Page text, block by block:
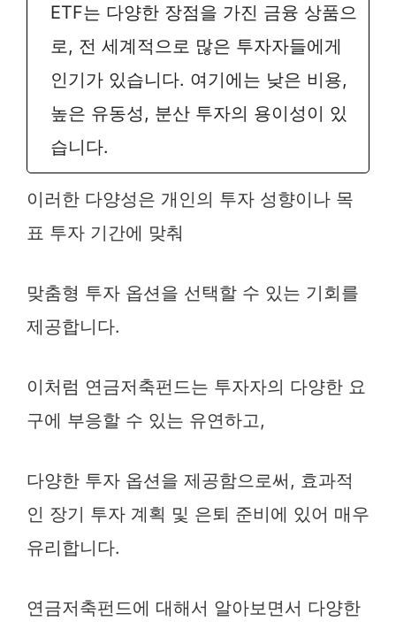
ETF는 다양한 장점을 가진 금융 상품으
로, 전 세계적으로 많은 투자자들에게
인기가 있습니다. 여기에는 낮은 비용,
높은 유동성, 분산 투자의 용이성이 있
습니다.
이러한 다양성은 개인의 투자 성향이나 목
표 투자 기간에 맞춰
맞춤형 투자 옵션을 선택할 수 있는 기회를
제공합니다.
이처럼 연금저축펀드는 투자자의 다양한 요
구에 부응할 수 있는 유연하고,
다양한 투자 옵션을 제공함으로써, 효과적
인 장기 투자 계획 및 은퇴 준비에 있어 매우
유리합니다.
연금저축펀드에 대해서 알아보면서 다양한